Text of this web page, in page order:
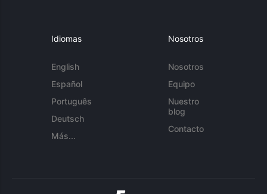
Idiomas
English
Español
Português
Deutsch
Más...
Nosotros
Nosotros
Equipo
Nuestro
blog
Contacto